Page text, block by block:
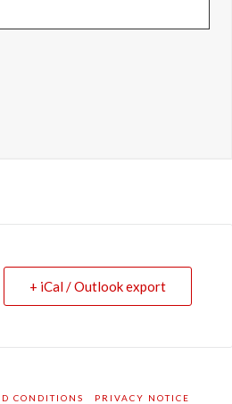
+ iCal / Outlook export
CONDITIONS PRIVACY NOTICE